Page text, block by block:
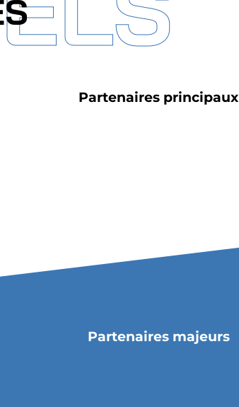
Partenaires principaux
Partenaires majeurs